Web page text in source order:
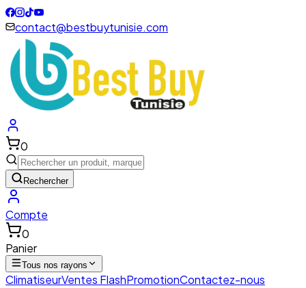
contact@bestbuytunisie.com
0
Rechercher
Compte
0
Panier
Tous nos rayons
ClimatiseurVentes FlashPromotionContactez-nous